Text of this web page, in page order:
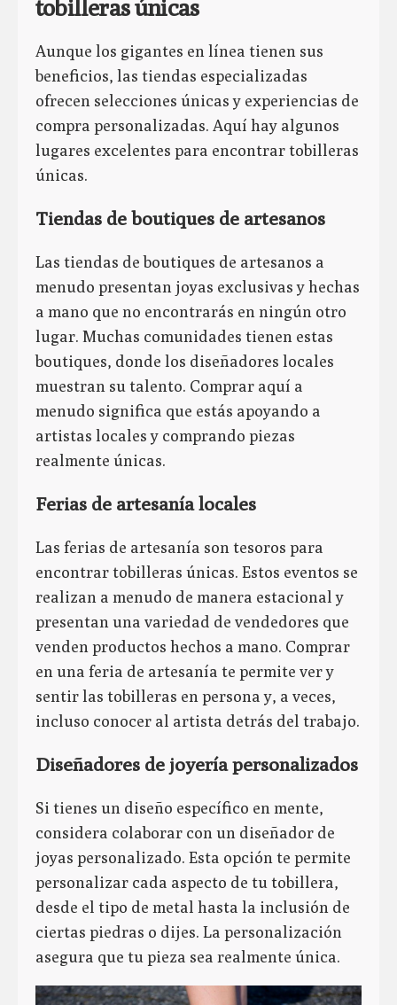
tobilleras únicas
Aunque los gigantes en línea tienen sus
beneficios, las tiendas especializadas
ofrecen selecciones únicas y experiencias de
compra personalizadas. Aquí hay algunos
lugares excelentes para encontrar tobilleras
únicas.
Tiendas de boutiques de artesanos
Las tiendas de boutiques de artesanos a
menudo presentan joyas exclusivas y hechas
a mano que no encontrarás en ningún otro
lugar. Muchas comunidades tienen estas
boutiques, donde los diseñadores locales
muestran su talento. Comprar aquí a
menudo significa que estás apoyando a
artistas locales y comprando piezas
realmente únicas.
Ferias de artesanía locales
Las ferias de artesanía son tesoros para
encontrar tobilleras únicas. Estos eventos se
realizan a menudo de manera estacional y
presentan una variedad de vendedores que
venden productos hechos a mano. Comprar
en una feria de artesanía te permite ver y
sentir las tobilleras en persona y, a veces,
incluso conocer al artista detrás del trabajo.
Diseñadores de joyería personalizados
Si tienes un diseño específico en mente,
considera colaborar con un diseñador de
joyas personalizado. Esta opción te permite
personalizar cada aspecto de tu tobillera,
desde el tipo de metal hasta la inclusión de
ciertas piedras o dijes. La personalización
asegura que tu pieza sea realmente única.